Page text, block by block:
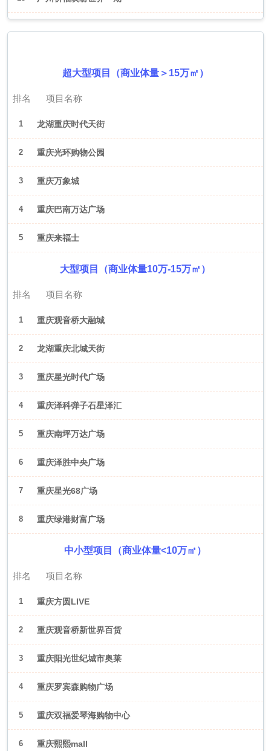
超大型项目（商业体量＞15万㎡）
排名 项目名称
1 龙湖重庆时代天街
2 重庆光环购物公园
3 重庆万象城
4 重庆巴南万达广场
5 重庆来福士
大型项目（商业体量10万-15万㎡）
排名 项目名称
1 重庆观音桥大融城
2 龙湖重庆北城天街
3 重庆星光时代广场
4 重庆泽科弹子石星泽汇
5 重庆南坪万达广场
6 重庆泽胜中央广场
7 重庆星光68广场
8 重庆绿港财富广场
中小型项目（商业体量<10万㎡）
排名 项目名称
1 重庆方圆LIVE
2 重庆观音桥新世界百货
3 重庆阳光世纪城市奥莱
4 重庆罗宾森购物广场
5 重庆双福爱琴海购物中心
6 重庆熙熙mall